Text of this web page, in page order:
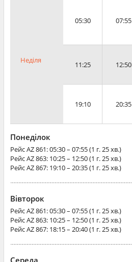
Неділя
05:30 07:55
11:25 12:50
19:10 20:35
Понеділок
РейсAZ 861: 05:30 – 07:55 (1 г. 25 хв.)
РейсAZ 863: 10:25 – 12:50 (1 г. 25 хв.)
РейсAZ 867: 19:10 – 20:35 (1 г. 25 хв.)
Вівторок
РейсAZ 861: 05:30 – 07:55 (1 г. 25 хв.)
РейсAZ 863: 10:25 – 12:50 (1 г. 25 хв.)
РейсAZ 867: 18:15 – 20:40 (1 г. 25 хв.)
Середа